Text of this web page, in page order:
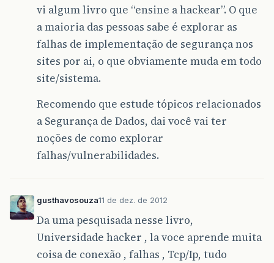
vi algum livro que “ensine a hackear”. O que
a maioria das pessoas sabe é explorar as
falhas de implementação de segurança nos
sites por ai, o que obviamente muda em todo
site/sistema.
Recomendo que estude tópicos relacionados
a Segurança de Dados, dai você vai ter
noções de como explorar
falhas/vulnerabilidades.
gusthavosouza11 de dez. de 2012
Da uma pesquisada nesse livro,
Universidade hacker , la voce aprende muita
coisa de conexão , falhas , Tcp/Ip, tudo